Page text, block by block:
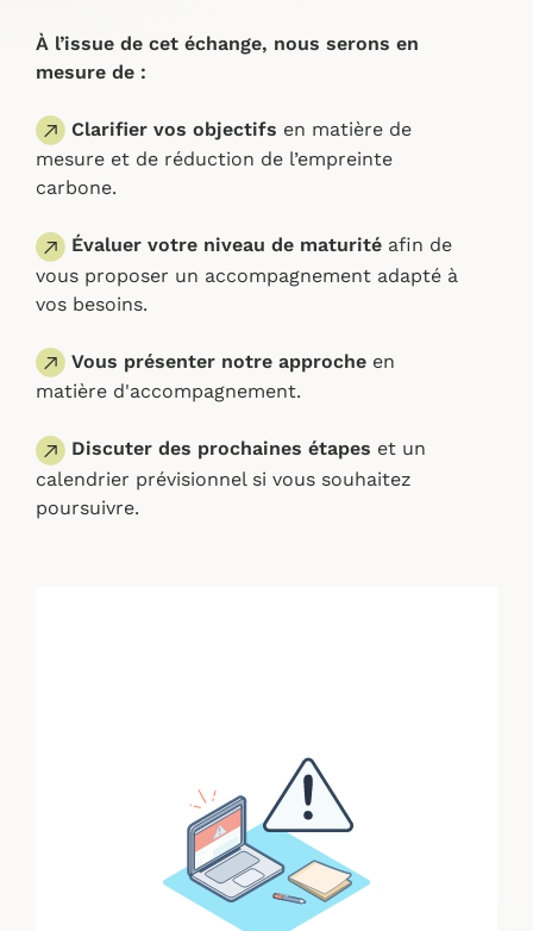
À l’issue de cet échange, nous serons en
mesure de :
Clarifier vos objectifs en matière de
mesure et de réduction de l’empreinte
carbone.
Évaluer votre niveau de maturité afin de
vous proposer un accompagnement adapté à
vos besoins.
Vous présenter notre approche en
matière d'accompagnement.
Discuter des prochaines étapes et un
calendrier prévisionnel si vous souhaitez
poursuivre.